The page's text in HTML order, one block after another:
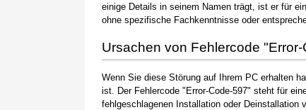
einige Details in seinem Namen trägt, ist er für
ohne spezifische Fachkenntnisse oder
Ursachen von Fehlercode
Wenn Sie diese Störung auf Ihrem PC erhalten
ist. Der Fehlercode "Error-Code-597" steht für
fehlgeschlagenen Installation oder Deinstallation